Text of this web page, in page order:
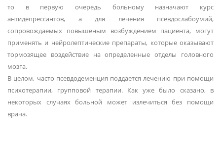
то в первую очередь больному назначают курс
антидепрессантов, а для лечения псевдослабоумий,
сопровождаемых повышеным возбуждением пациента, могут
применять и нейролептические препараты, которые оказывают
тормозящее воздействие на определенные отделы головного
мозга.
В целом, часто псевдодеменция поддается лечению при помощи
психотерапии, групповой терапии. Как уже было сказано, в
некоторых случаях больной может излечиться без помощи
врача.